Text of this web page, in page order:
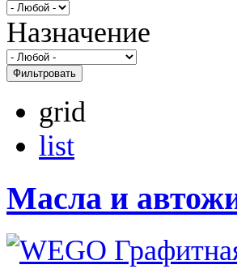
Назначение
Фильтровать
grid
list
Масла и